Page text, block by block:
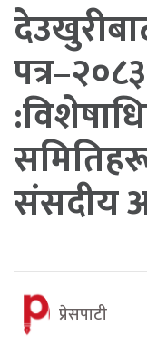
संसदीय
प्रेसपाटी